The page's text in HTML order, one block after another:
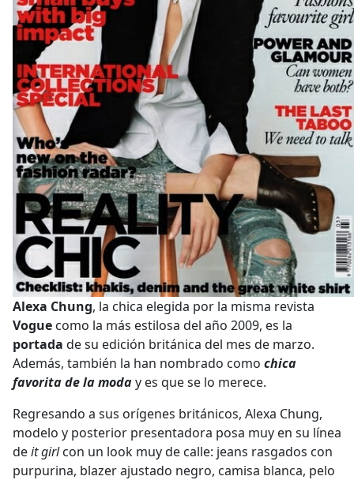
Alexa Chung, la chica elegida por la misma revista
Vogue como la más estilosa del año 2009, es la
portada de su edición británica del mes de marzo.
Además, también la han nombrado como chica
favorita de la moday es que se lo merece.
Regresando a sus orígenes británicos, Alexa Chung,
modelo y posterior presentadora posa muy en su línea
deit girlcon un look muy de calle: jeans rasgados con
purpurina, blazer ajustado negro, camisa blanca, pelo